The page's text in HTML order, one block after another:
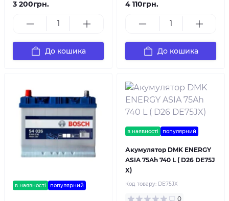
3 200грн.
До кошика
4 110грн.
До кошика
в наявності популярний
в наявності популярний
Акумулятор DMK ENERGY
ASIA 75Ah 740 L ( D26 DE75J
X)
Код товару: DE75JX
0